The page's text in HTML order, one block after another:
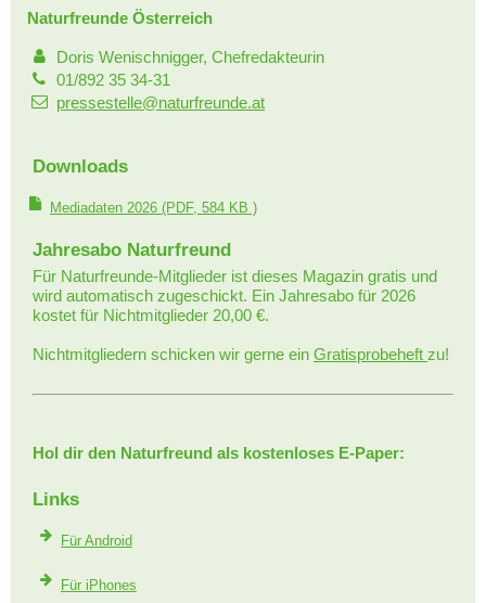
Naturfreunde Österreich
Doris Wenischnigger, Chefredakteurin
01/892 35 34-31
pressestelle@naturfreunde.at
Downloads
Mediadaten 2026 (PDF, 584 KB )
Jahresabo Naturfreund
Für Naturfreunde-Mitglieder ist dieses Magazin gratis und
wird automatisch zugeschickt. Ein Jahresabo für 2026
kostet für Nichtmitglieder 20,00 €.
Nichtmitgliedern schicken wir gerne ein Gratisprobeheft zu!
Hol dir den Naturfreund als kostenloses E-Paper:
Links
Für Android
Für iPhones